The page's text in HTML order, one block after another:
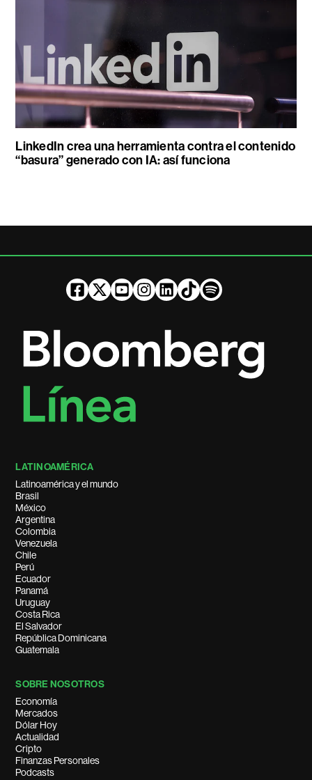
LinkedIn crea una herramienta contra el contenido
“basura” generado con IA: así funciona
LATINOAMÉRICA
Latinoamérica y el mundo
Brasil
México
Argentina
Colombia
Venezuela
Chile
Perú
Ecuador
Panamá
Uruguay
Costa Rica
El Salvador
República Dominicana
Guatemala
SOBRE NOSOTROS
Economía
Mercados
Dólar Hoy
Actualidad
Cripto
Finanzas Personales
Podcasts